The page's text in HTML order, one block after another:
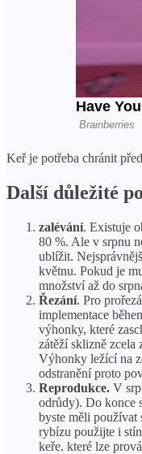
Keř je potřeba chránit
Další důležité
zalévání. Existuje
80 %. Ale v srpnu
ublížit.
květnu. Pokud je
množství až do
Řezání. Pro
implementace
výhonky, které
zátěží sklizně zcela
Výhonky ležící na
odstranění proto
Reprodukce. V
odrůdy). Do konce
byste měli
rybízu použijte i
keře. které lze